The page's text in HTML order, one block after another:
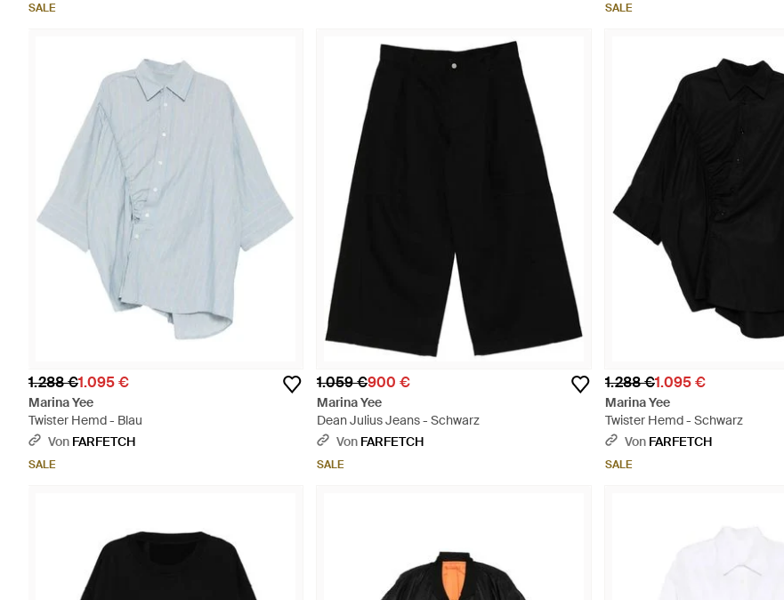
SALE SALE
1.288 €1.095 €
Marina Yee
Twister Hemd - Blau
Von FARFETCH
SALE
1.059 €900 €
Marina Yee
Dean Julius Jeans - Schwarz
Von FARFETCH
SALE
1.288 €1.095 €
Marina Yee
Twister Hemd - Schwarz
Von FARFETCH
SALE